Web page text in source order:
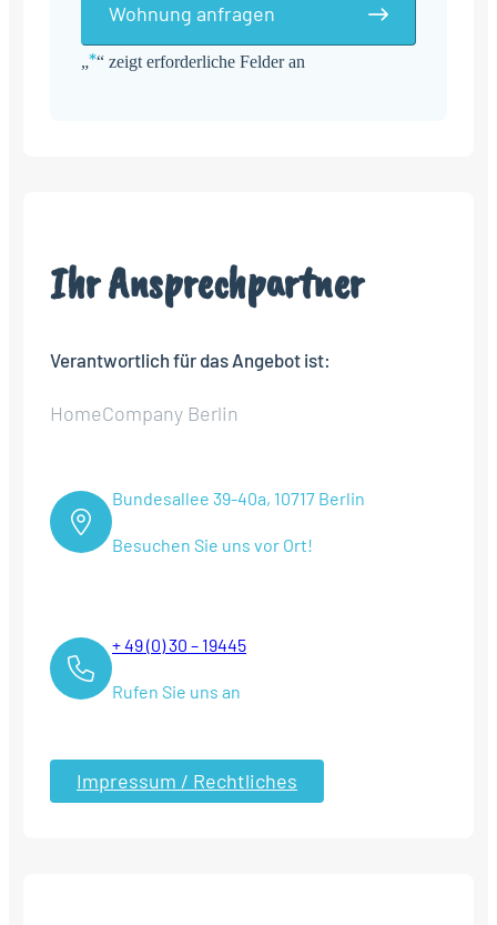
„*“ zeigt erforderliche Felder an
Wohnung anfragen
Ihr Ansprechpartner
Verantwortlich für das Angebot ist:
HomeCompany Berlin
Bundesallee 39-40a, 10717 Berlin
Besuchen Sie uns vor Ort!
+ 49 (0) 30 – 19445
Rufen Sie uns an
Impressum / Rechtliches